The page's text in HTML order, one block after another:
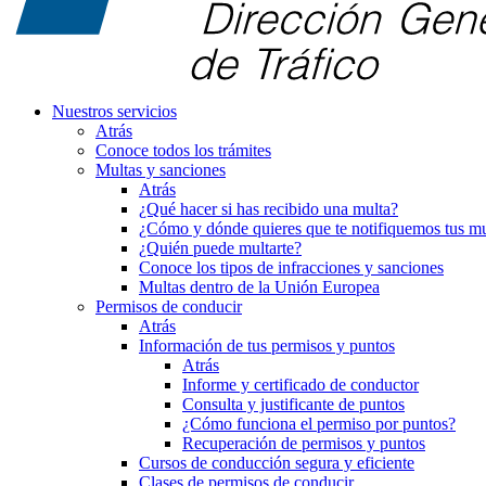
Nuestros servicios
Atrás
Conoce todos los trámites
Multas y sanciones
Atrás
¿Qué hacer si has recibido una multa?
¿Cómo y dónde quieres que te notifiquemos tus
¿Quién puede multarte?
Conoce los tipos de infracciones y sanciones
Multas dentro de la Unión Europea
Permisos de conducir
Atrás
Información de tus permisos y puntos
Atrás
Informe y certificado de conductor
Consulta y justificante de puntos
¿Cómo funciona el permiso por puntos?
Recuperación de permisos y puntos
Cursos de conducción segura y eficiente